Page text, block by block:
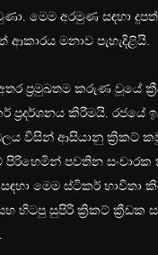
මෙම අරමුණ සඳහා
ආකාරය මනාව පැහැදිළියි.
ප්‍රමුඛතම කරුණ වූයේ
ප්‍රදර්ශනය කිරීමයි. රජයේ
විසින් ආසියානු ක්‍රිකට්
පිරිහෙමින් පවතින සංචාරක
මෙම ස්ටිකර් භාවිතා
හිටපු සුපිරි ක්‍රිකට් ක්‍රීඩක